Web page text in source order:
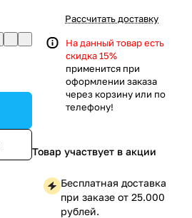
Рассчитать доставку
На данный товар есть
скидка 15%
применится при
оформлении заказа
через корзину или по
телефону!
Товар участвует в акции
Бесплатная доставка
при заказе от 25.000
рублей.